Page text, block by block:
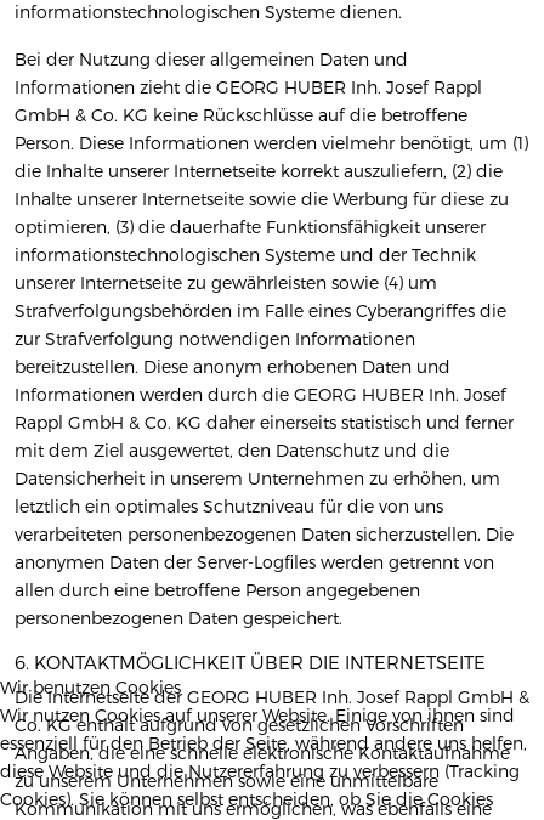
informationstechnologischen Systeme dienen.
Bei der Nutzung dieser allgemeinen Daten und
Informationen zieht die GEORG HUBER Inh. Josef Rappl
GmbH & Co. KG keine Rückschlüsse auf die betroffene
Person. Diese Informationen werden vielmehr benötigt, um (1)
die Inhalte unserer Internetseite korrekt auszuliefern, (2) die
Inhalte unserer Internetseite sowie die Werbung für diese zu
optimieren, (3) die dauerhafte Funktionsfähigkeit unserer
informationstechnologischen Systeme und der Technik
unserer Internetseite zu gewährleisten sowie (4) um
Strafverfolgungsbehörden im Falle eines Cyberangriffes die
zur Strafverfolgung notwendigen Informationen
bereitzustellen. Diese anonym erhobenen Daten und
Informationen werden durch die GEORG HUBER Inh. Josef
Rappl GmbH & Co. KG daher einerseits statistisch und ferner
mit dem Ziel ausgewertet, den Datenschutz und die
Datensicherheit in unserem Unternehmen zu erhöhen, um
letztlich ein optimales Schutzniveau für die von uns
verarbeiteten personenbezogenen Daten sicherzustellen. Die
anonymen Daten der Server-Logfiles werden getrennt von
allen durch eine betroffene Person angegebenen
personenbezogenen Daten gespeichert.
6. KONTAKTMÖGLICHKEIT ÜBER DIE INTERNETSEITE
Die Internetseite der GEORG HUBER Inh. Josef Rappl GmbH &
Co. KG enthält aufgrund von gesetzlichen Vorschriften
Angaben, die eine schnelle elektronische Kontaktaufnahme
zu unserem Unternehmen sowie eine unmittelbare
Kommunikation mit uns ermöglichen, was ebenfalls eine
Wir benutzen Cookies
Wir nutzen Cookies auf unserer Website. Einige von ihnen sind
essenziell für den Betrieb der Seite, während andere uns helfen,
diese Website und die Nutzererfahrung zu verbessern (Tracking
Cookies). Sie können selbst entscheiden, ob Sie die Cookies